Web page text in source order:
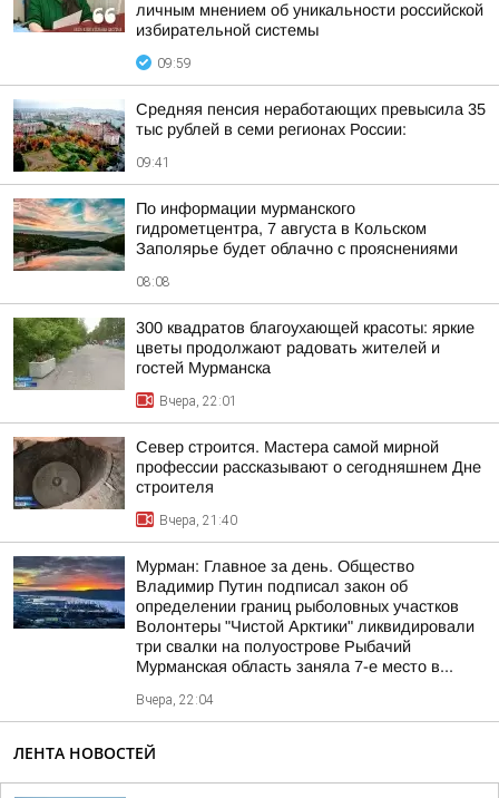
личным мнением об уникальности российской
избирательной системы
09:59
Средняя пенсия неработающих превысила 35
тыс рублей в семи регионах России:
09:41
По информации мурманского
гидрометцентра, 7 августа в Кольском
Заполярье будет облачно с прояснениями
08:08
300 квадратов благоухающей красоты: яркие
цветы продолжают радовать жителей и
гостей Мурманска
Вчера, 22:01
Север строится. Мастера самой мирной
профессии рассказывают о сегодняшнем Дне
строителя
Вчера, 21:40
Мурман: Главное за день. Общество
Владимир Путин подписал закон об
определении границ рыболовных участков
Волонтеры "Чистой Арктики" ликвидировали
три свалки на полуострове Рыбачий
Мурманская область заняла 7-е место в...
Вчера, 22:04
ЛЕНТА НОВОСТЕЙ